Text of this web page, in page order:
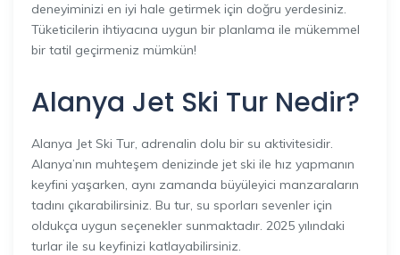
deneyiminizi en iyi hale getirmek için doğru yerdesiniz.
Tüketicilerin ihtiyacına uygun bir planlama ile mükemmel
bir tatil geçirmeniz mümkün!
Alanya Jet Ski Tur Nedir?
Alanya Jet Ski Tur, adrenalin dolu bir su aktivitesidir.
Alanya’nın muhteşem denizinde jet ski ile hız yapmanın
keyfini yaşarken, aynı zamanda büyüleyici manzaraların
tadını çıkarabilirsiniz. Bu tur, su sporları sevenler için
oldukça uygun seçenekler sunmaktadır. 2025 yılındaki
turlar ile su keyfinizi katlayabilirsiniz.